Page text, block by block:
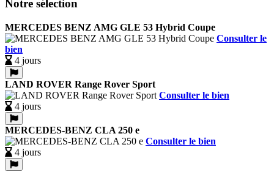
Notre sélection
MERCEDES BENZ AMG GLE 53 Hybrid Coupe
Consulter le
bien
4 jours
LAND ROVER Range Rover Sport
Consulter le bien
4 jours
MERCEDES-BENZ CLA 250 e
Consulter le bien
4 jours